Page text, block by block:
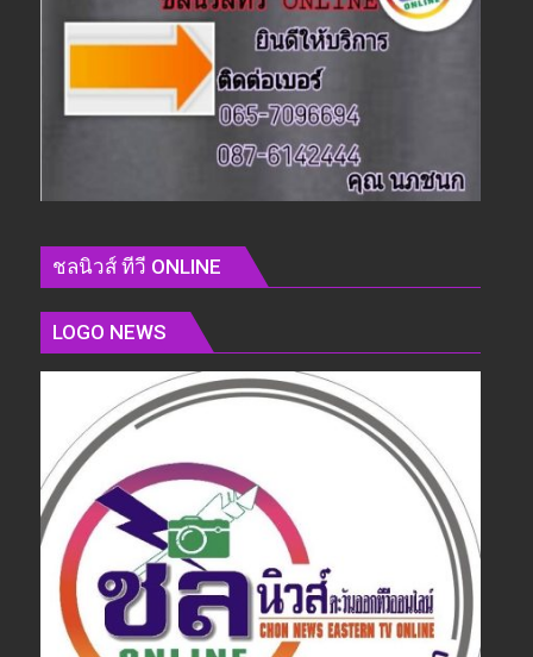
ชลนิวส์ ทีวี ONLINE
LOGO NEWS